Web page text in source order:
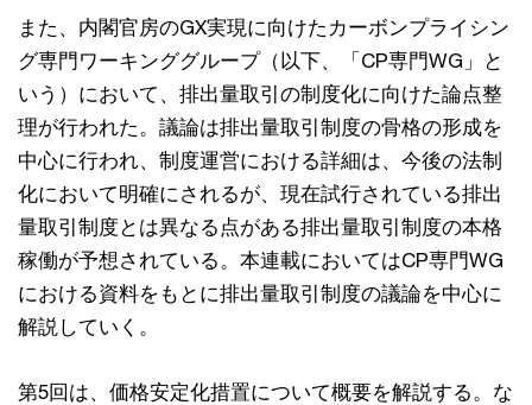
また、内閣官房のGX実現に向けたカーボンプライシン
グ専門ワーキンググループ（以下、「CP専門WG」と
いう）において、排出量取引の制度化に向けた論点整
理が行われた。議論は排出量取引制度の骨格の形成を
中心に行われ、制度運営における詳細は、今後の法制
化において明確にされるが、現在試行されている排出
量取引制度とは異なる点がある排出量取引制度の本格
稼働が予想されている。本連載においてはCP専門WG
における資料をもとに排出量取引制度の議論を中心に
解説していく。
第5回は、価格安定化措置について概要を解説する。な